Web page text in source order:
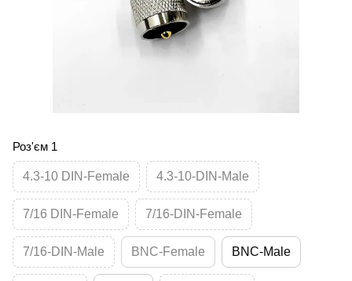
Роз'єм 1
4.3-10 DIN-Female 4.3-10-DIN-Male
7/16 DIN-Female 7/16-DIN-Female
7/16-DIN-Male BNC-Female BNC-Male